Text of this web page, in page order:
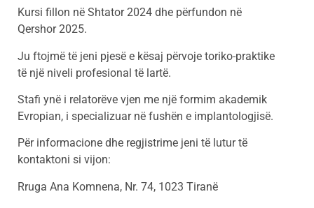
Kursi fillon në Shtator 2024 dhe përfundon në
Qershor 2025.
Ju ftojmë të jeni pjesë e kësaj përvoje toriko-praktike
të një niveli profesional të lartë.
Stafi ynë i relatorëve vjen me një formim akademik
Evropian, i specializuar në fushën e implantologjisë.
Për informacione dhe regjistrime jeni të lutur të
kontaktoni si vijon:
Rruga Ana Komnena, Nr. 74, 1023 Tiranë